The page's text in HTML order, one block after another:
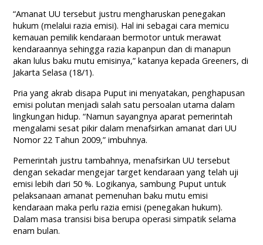
“Amanat UU tersebut justru mengharuskan penegakan
hukum (melalui razia emisi). Hal ini sebagai cara memicu
kemauan pemilik kendaraan bermotor untuk merawat
kendaraannya sehingga razia kapanpun dan di manapun
akan lulus baku mutu emisinya,” katanya kepada Greeners, di
Jakarta Selasa (18/1).
Pria yang akrab disapa Puput ini menyatakan, penghapusan
emisi polutan menjadi salah satu persoalan utama dalam
lingkungan hidup. “Namun sayangnya aparat pemerintah
mengalami sesat pikir dalam menafsirkan amanat dari UU
Nomor 22 Tahun 2009,” imbuhnya.
Pemerintah justru tambahnya, menafsirkan UU tersebut
dengan sekadar mengejar target kendaraan yang telah uji
emisi lebih dari 50 %. Logikanya, sambung Puput untuk
pelaksanaan amanat pemenuhan baku mutu emisi
kendaraan maka perlu razia emisi (penegakan hukum).
Dalam masa transisi bisa berupa operasi simpatik selama
enam bulan.